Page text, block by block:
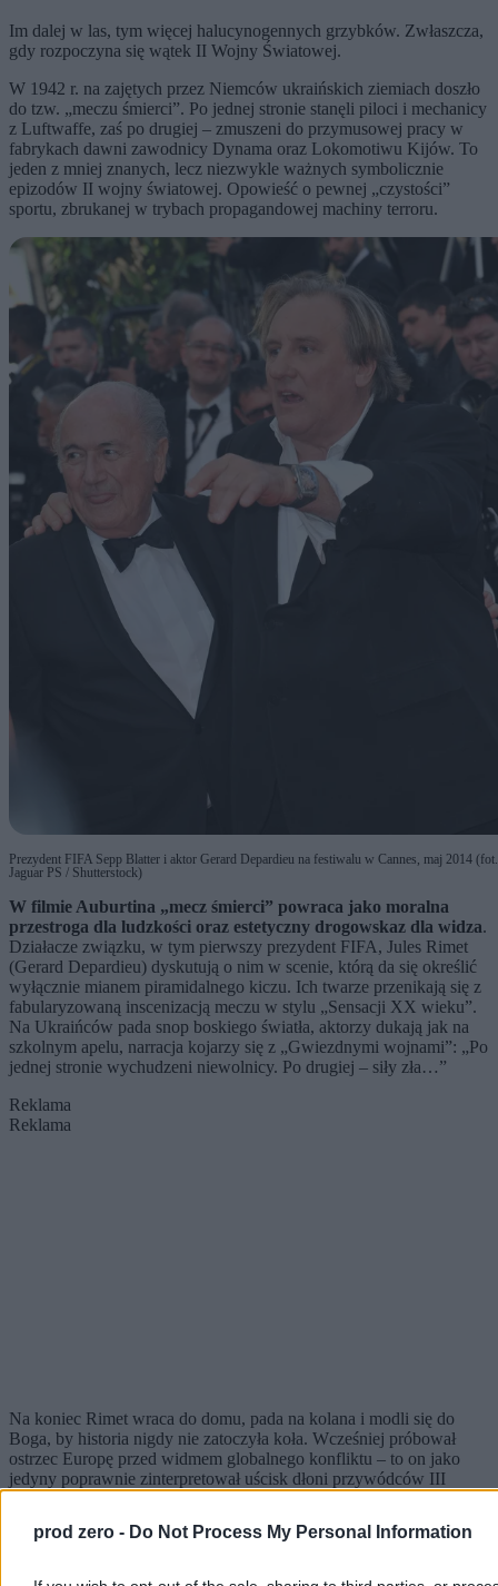
prod zero - Do Not Process My Personal Information
Im dalej w las, tym więcej halucynogennych grzybków. Zwłaszcza,
gdy rozpoczyna się wątek II Wojny Światowej.
W 1942 r. na zajętych przez Niemców ukraińskich ziemiach doszło
do tzw. „meczu śmierci”. Po jednej stronie stanęli piloci i mechanicy
z Luftwaffe, zaś po drugiej – zmuszeni do przymusowej pracy w
fabrykach dawni zawodnicy Dynama oraz Lokomotiwu Kijów. To
jeden z mniej znanych, lecz niezwykle ważnych symbolicznie
epizodów II wojny światowej. Opowieść o pewnej „czystości”
sportu, zbrukanej w trybach propagandowej machiny terroru.
Prezydent FIFA Sepp Blatter i aktor Gerard Depardieu na festiwalu w Cannes, maj 2014 (fot.
Jaguar PS / Shutterstock)
W filmie Auburtina „mecz śmierci” powraca jako moralna
przestroga dla ludzkości oraz estetyczny drogowskaz dla widza.
Działacze związku, w tym pierwszy prezydent FIFA, Jules Rimet
(Gerard Depardieu) dyskutują o nim w scenie, którą da się określić
wyłącznie mianem piramidalnego kiczu. Ich twarze przenikają się z
fabularyzowaną inscenizacją meczu w stylu „Sensacji XX wieku”.
Na Ukraińców pada snop boskiego światła, aktorzy dukają jak na
szkolnym apelu, narracja kojarzy się z „Gwiezdnymi wojnami”: „Po
jednej stronie wychudzeni niewolnicy. Po drugiej – siły zła…”
Reklama
Reklama
Na koniec Rimet wraca do domu, pada na kolana i modli się do
Boga, by historia nigdy nie zatoczyła koła. Wcześniej próbował
ostrzec Europę przed widmem globalnego konfliktu – to on jako
jedyny poprawnie zinterpretował uścisk dłoni przywódców III